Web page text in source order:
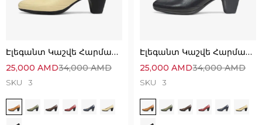
Էլեգանտ Կաշվե Հարմարավետ Կոշիկներ
34,000AMD
25,000 AMD
SKU 3
Էլեգանտ Կաշվե Հարմարավետ Կոշիկներ
34,000AMD
25,000 AMD
SKU 3